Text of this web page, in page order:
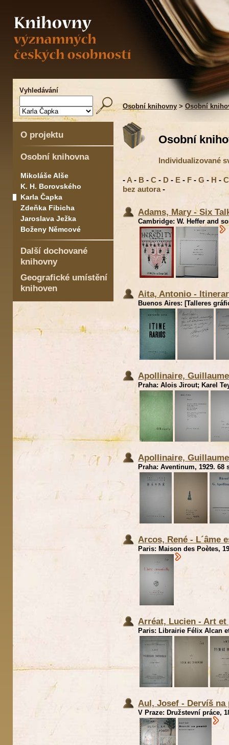
Vyhledávání
Osobní knihovny > Osobní
O projektu
Osobní knihovna
Mikoláše Alše
K. H. Borovského
Karla Čapka
Zdeňka Fibicha
Jaroslava Ježka
Boženy Němcové
Další dochované
knihovny
Geografické umístění
knihoven
Osobní
Individualizované
-A - B - C - D - E - F - G - H -
bez autora -
Adams, Mary - Six
Cambridge: W. Heffer and
Aita, Antonio -
Buenos Aires: [Talleres
Apollinaire,
Praha: Alois Jirout; Karel
Apollinaire,
Praha: Aventinum, 1929. 68
Arcos, René - L´âme
Paris: Maison des Poètes,
Arréat, Lucien - Art
Paris: Librairie Félix Alcan
Aul, Josef - Dervíš na
V Praze: Družstevní práce,